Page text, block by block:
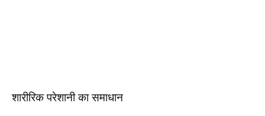
शारीरिक परेशानी का समाधान